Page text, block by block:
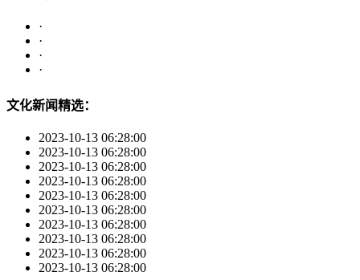
·
·
·
·
文化新闻精选：
2023-10-13 06:28:00
2023-10-13 06:28:00
2023-10-13 06:28:00
2023-10-13 06:28:00
2023-10-13 06:28:00
2023-10-13 06:28:00
2023-10-13 06:28:00
2023-10-13 06:28:00
2023-10-13 06:28:00
2023-10-13 06:28:00